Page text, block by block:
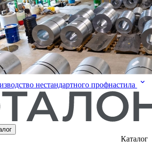
нестандартного профнастила
Каталог